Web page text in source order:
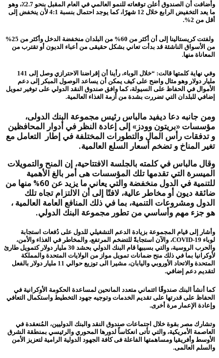
وأضافت أن الصندوق أعلن توقعاته للنمو العالمي في العام المقبل بنحو 2.7٪، وهو
ما يعد التخفيض الرابع خلال 12 شهرًا، كما يوجد احتمال بنسبة 4:1 لأن ينخفض إلى
أقل من 2%.
ولفتت
كريستالينا إلى أن أكثر من 60% من البلدان منخفضة الدخل وأكثر من 25%
من الأسواق الناشئة قد بدأت تعاني بشكل حقيقى من أعباء الديون أو تقترب من
المعاناة منها.
وفي نهاية كلمتها قالت: “خلال الوباء، رأينا أن إقراضنا الاحترازي وصل إلى 141
مليار دولار وهو مثال واضح على كيف يمكن أن يساعد الوصول المبكر إلى دعم
الأموال في الحفاظ على السيولة، كما وافق صندوق النقد الدولي على توفير تمويل
إضافي للبلدان التي تضررت بشدة من أزمة الغذاء العالمية.
ومن جانبه دعا ديفيد مالباس رئيس مجموعة البنك الدولى،
مؤسسات «بريتون وودز» إلى إعادة النظر في أدوار المحافظين
و تدفقات رأس المال والتطورات المختلفة في إطار التعامل مع
تغير المناخ و تضخم أسعار السلع العالمية.
وقال مالباس في كلمته بالجلسة الافتتاحية، إن المنح والتمويلات
الميسرة التي تقدمها تلك المؤسسات هى أمر بالغ الأهمية
للتنمية في الدول منخفضة والتي يعاني ما يزيد عن 60% منها من
ضائقة ديون أو مخاطر عالية، لافتًا إلى أن الالتزام تجاه تلك
الدول ومشروعات التنمية، بما في ذلك المنافع العامة العالمية ،
هو جزء مهم وأساسي من تطور مجموعة البنك الدولي.
وأشار إلى قيام المجموعة بزيادة الدعم التشغيلي للدول على دُفعات استجابة
لوباء COVID-19، والآن استجابةً للتضخم المرتفع، والمخاطر في الغذاء والأمن،
والحرب الروسية، والتي بسببها قام البنك الدولي بحشد 30 مليار دولار كتمويل طارئ
لأوكرانيا بما في ذلك منح ضمانات تمويل مواز من الولايات المتحدة والمملكة
المتحدة والاتحاد الأوروبي واليابان، مشيرا الى توزيع حوالي 11 مليار دولار بالفعل
لتقديم دعم إضافي.
كما أنشأ البنك صندوقًا ائتماني متعدد المانحين لمساعدة الحكومة الأوكرانية في
الحفاظ على قدرتها على تقديم الخدمات وتوجيه جهود التخطيط واستكمال التعافي
وإعادة الإعمار مرة أخرى.
وتشارك مصر بقوة خلال اجتماعات صندوق النقد والبنك الدوليين، المُنعقدة في
العاصمة الأمريكية، والتي تأتى انعكاساً لدورها المحوري والرئيسي بمنطقة الشرق
الأوسط وأفريقيا ومساهمتها الفاعلة فى كافة الجهود الدولية الرامية لتعزيز الأمن
والسلم العالمى.